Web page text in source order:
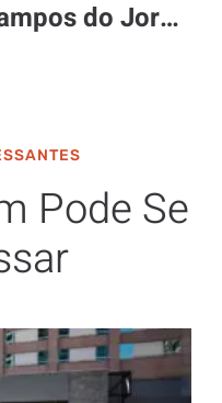
Campos do Jordão: atrações gastronômicas e culturais perfeitas para curtir o inverno na cidade mais alta do país
Pode Se